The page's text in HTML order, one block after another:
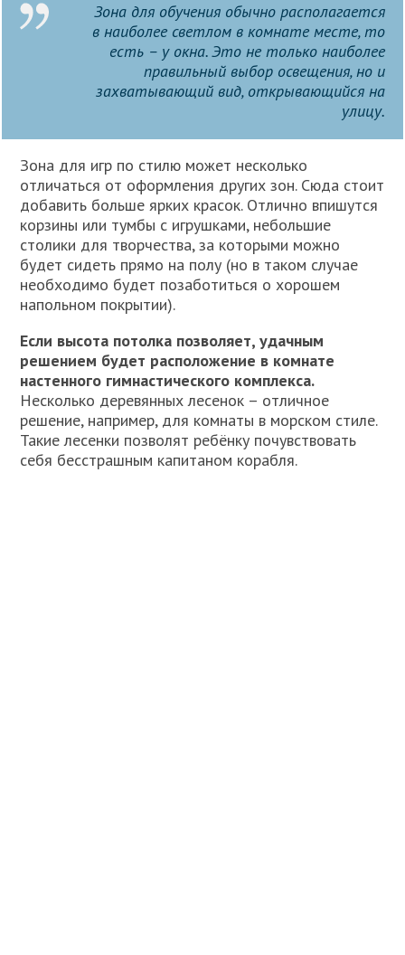
Зона для обучения обычно располагается
в наиболее светлом в комнате месте, то
есть – у окна. Это не только наиболее
правильный выбор освещения, но и
захватывающий вид, открывающийся на
улицу.
Зона для игр по стилю может несколько
отличаться от оформления других зон. Сюда стоит
добавить больше ярких красок. Отлично впишутся
корзины или тумбы с игрушками, небольшие
столики для творчества, за которыми можно
будет сидеть прямо на полу (но в таком случае
необходимо будет позаботиться о хорошем
напольном покрытии).
Если высота потолка позволяет, удачным
решением будет расположение в комнате
настенного гимнастического комплекса.
Несколько деревянных лесенок – отличное
решение, например, для комнаты в морском стиле.
Такие лесенки позволят ребёнку почувствовать
себя бесстрашным капитаном корабля.